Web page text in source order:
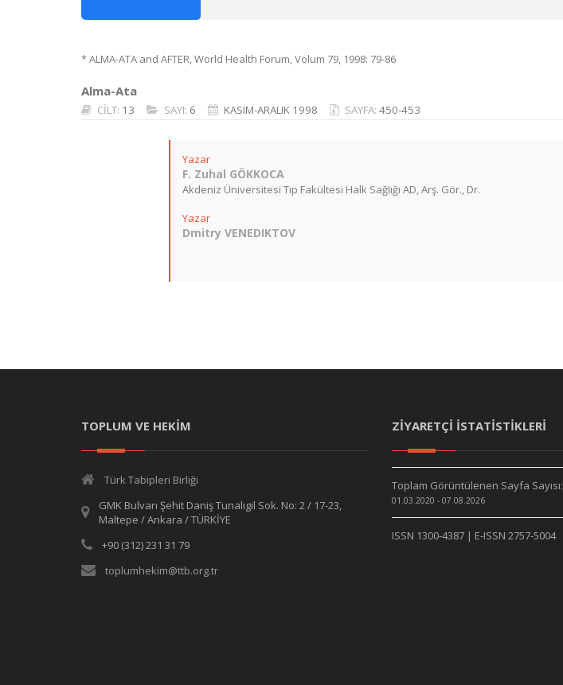
* ALMA-ATA and AFTER, World Health Forum, Volum 79, 1998: 79-86
Alma-Ata
CİLT: 13 SAYI: 6 KASIM-ARALIK 1998 SAYFA: 450-453
Yazar
F. Zuhal GÖKKOCA
Akdeniz Üniversitesi Tıp Fakültesi Halk SağIığı AD, Arş. Gör., Dr.
Yazar
Dmitry VENEDIKTOV
TOPLUM VE HEKİM
Türk Tabipleri Birliği
GMK Bulvarı Şehit Daniş Tunalıgil Sok. No: 2 / 17-23,
Maltepe / Ankara / TÜRKİYE
+90 (312) 231 31 79
toplumhekim@ttb.org.tr
ZİYARETÇİ İSTATİSTİKLERİ
Toplam Görüntülenen Sayfa Sayısı:
01.03.2020 - 07.08.2026
ISSN 1300-4387 | E-ISSN 2757-5004